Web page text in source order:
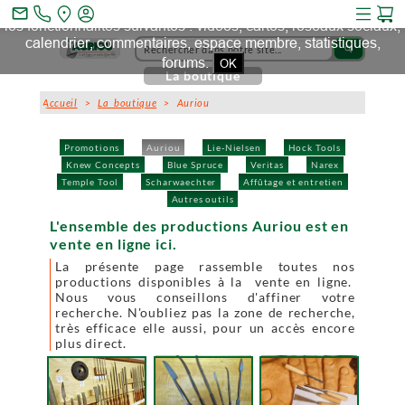
search
Promotions Auriou Lie-Nielsen
Hock Tools
Knew Concepts
Blue Spruce Veritas
Narex
Temple Tool
Scharwaechter
Affûtage et entretien
Autres outils
La boutique
Accueil >La boutique > Auriou
L'ensemble des productions Auriou est en
vente en ligne ici.
La présente page rassemble toutes nos
productions disponibles à la vente en ligne.
Nous vous conseillons d'affiner votre
recherche. N'oubliez pas la zone de recherche,
très efficace elle aussi, pour un accès encore
plus direct.
mail_outline
Ce site et des sites tiers qu'il utilise collectent des cookies pour
les fonctionnalités suivantes : vidéos, cartes, réseaux sociaux,
calendrier, commentaires, espace membre, statistiques,
forums. OK